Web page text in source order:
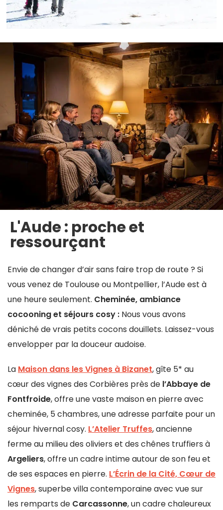
L'Aude : proche et
ressourçant
Envie de changer d’air sans faire trop de route ? Si
vous venez de Toulouse ou Montpellier, l’Aude est à
une heure seulement. Cheminée, ambiance
cocooning et séjours cosy : Nous vous avons
déniché de vrais petits cocons douillets. Laissez-vous
envelopper par la douceur audoise.
La Maison dans les Vignes à Bizanet, gîte 5* au
cœur des vignes des Corbières près de l’Abbaye de
Fontfroide, offre une vaste maison en pierre avec
cheminée, 5 chambres, une adresse parfaite pour un
séjour hivernal cosy. L’Atelier Truffes, ancienne
ferme au milieu des oliviers et des chênes truffiers à
Argeliers, offre un cadre intime autour de son feu et
de ses espaces en pierre. L’Écrin de la Cité, Cœur de
Vignes, superbe villa contemporaine avec vue sur
les remparts de Carcassonne, un cadre chaleureux